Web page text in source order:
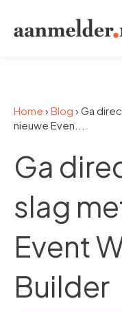
Home › Blog › Ga
nieuwe Even...
Ga
slag
Event
Builder